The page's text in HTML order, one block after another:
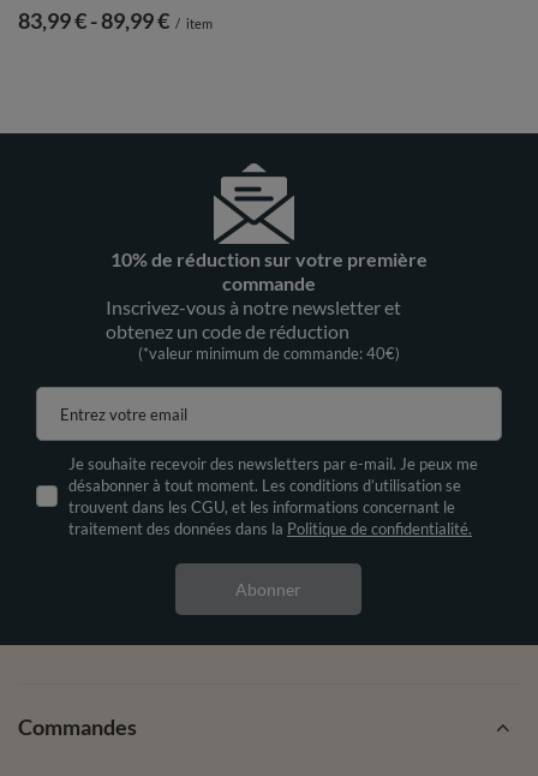
de
83,99 €-vers le bas
89,99 € / item
10% de réduction sur votre première
commande
Inscrivez-vous à notre newsletter et
obtenez un code de réduction
(*valeur minimum de commande: 40€)
Entrez votre email
Je souhaite recevoir des newsletters par e-mail. Je peux me
désabonner à tout moment. Les conditions d’utilisation se
trouvent dans les CGU, et les informations concernant le
traitement des données dans la Politique de confidentialité.
Abonner
Commandes